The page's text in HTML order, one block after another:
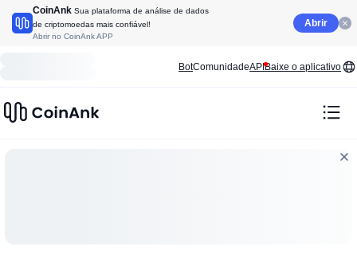
CoinAnk Sua plataforma de análise de dados
de criptomoedas mais confiável!
Abrir no CoinAnk APP
Abrir
BotComunidadeAPIBaixe o aplicativo